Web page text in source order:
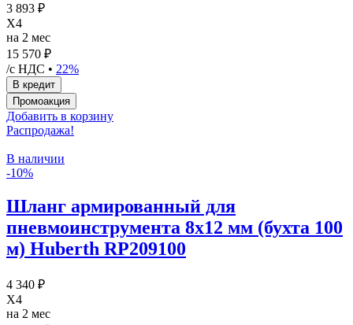
3 893 ₽
X4
на 2 мес
15 570 ₽
/с НДС • 22%
Добавить в корзину
Распродажа!
В наличии
-10%
Шланг армированный для
пневмоинструмента 8х12 мм (бухта 100
м) Huberth RP209100
4 340 ₽
X4
на 2 мес